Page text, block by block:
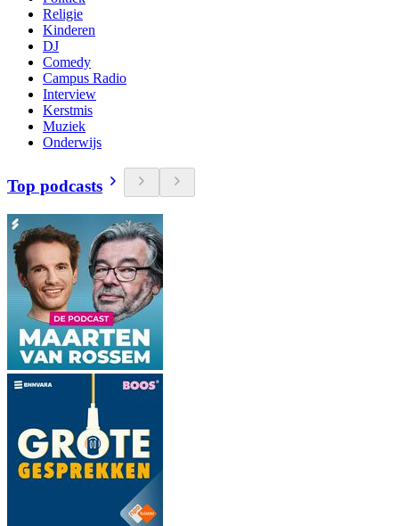
Religie
Kinderen
DJ
Comedy
Campus Radio
Interview
Kerstmis
Muziek
Onderwijs
Top podcasts